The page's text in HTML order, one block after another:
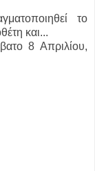
το
και...
8 Απριλίου,